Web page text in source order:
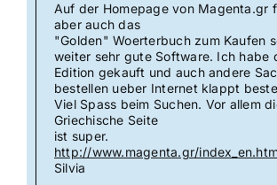
Auf der Homepage von Magenta.gr
aber auch das
"Golden" Woerterbuch zum Kaufen
weiter sehr gute Software. Ich habe
Edition gekauft und auch andere
bestellen ueber Internet klappt
Viel Spass beim Suchen. Vor allem
Griechische Seite
ist super.
http://www.magenta.gr/
Silvia